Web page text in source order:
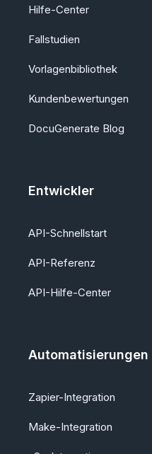
Hilfe-Center
Fallstudien
Vorlagenbibliothek
Kundenbewertungen
DocuGenerate Blog
Entwickler
API-Schnellstart
API-Referenz
API-Hilfe-Center
Automatisierungen
Zapier-Integration
Make-Integration